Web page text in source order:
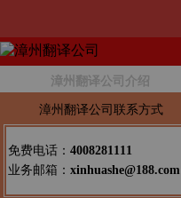
漳州翻译公司介绍
漳州翻译公司联系方式
免费电话： 4008281111
业务邮箱： xinhuashe@188.com